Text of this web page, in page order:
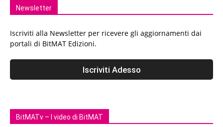
Newsletter
Iscriviti alla Newsletter per ricevere gli aggiornamenti dai
portali di BitMAT Edizioni.
BitMATv – I video di BitMAT